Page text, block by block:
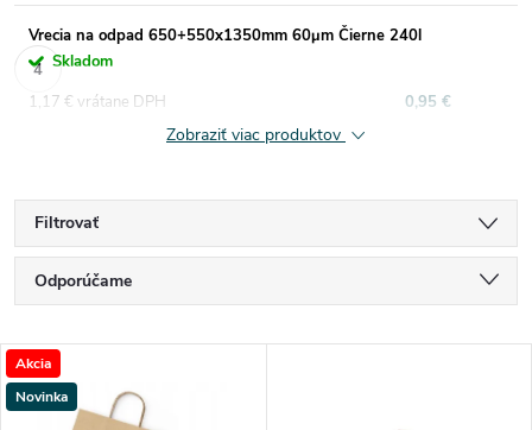
Vrecia na odpad 650+550x1350mm 60μm Čierne 240l
Skladom
0,95 €
1,17 € vrátane DPH
Zobraziť viac produktov
Filtrovať
R
a
d
Odporúčame
Najdrahšie
Najpredávanejšie
V
Akcia
Novinka